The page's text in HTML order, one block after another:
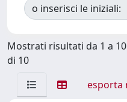
o inserisci le iniziali:
Mostrati risultati da 1 a 10
di 10
esporta